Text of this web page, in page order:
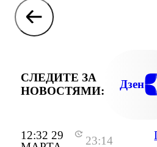
12:32 29
23:14
СЛЕДИТЕ ЗА
НОВОСТЯМИ:
Дзен